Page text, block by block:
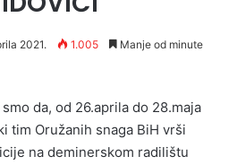
2021. 1.005 Manje od minute
da, od 26.aprila do 28.maja
tim Oružanih snaga BiH vrši
na deminerskom radilištu